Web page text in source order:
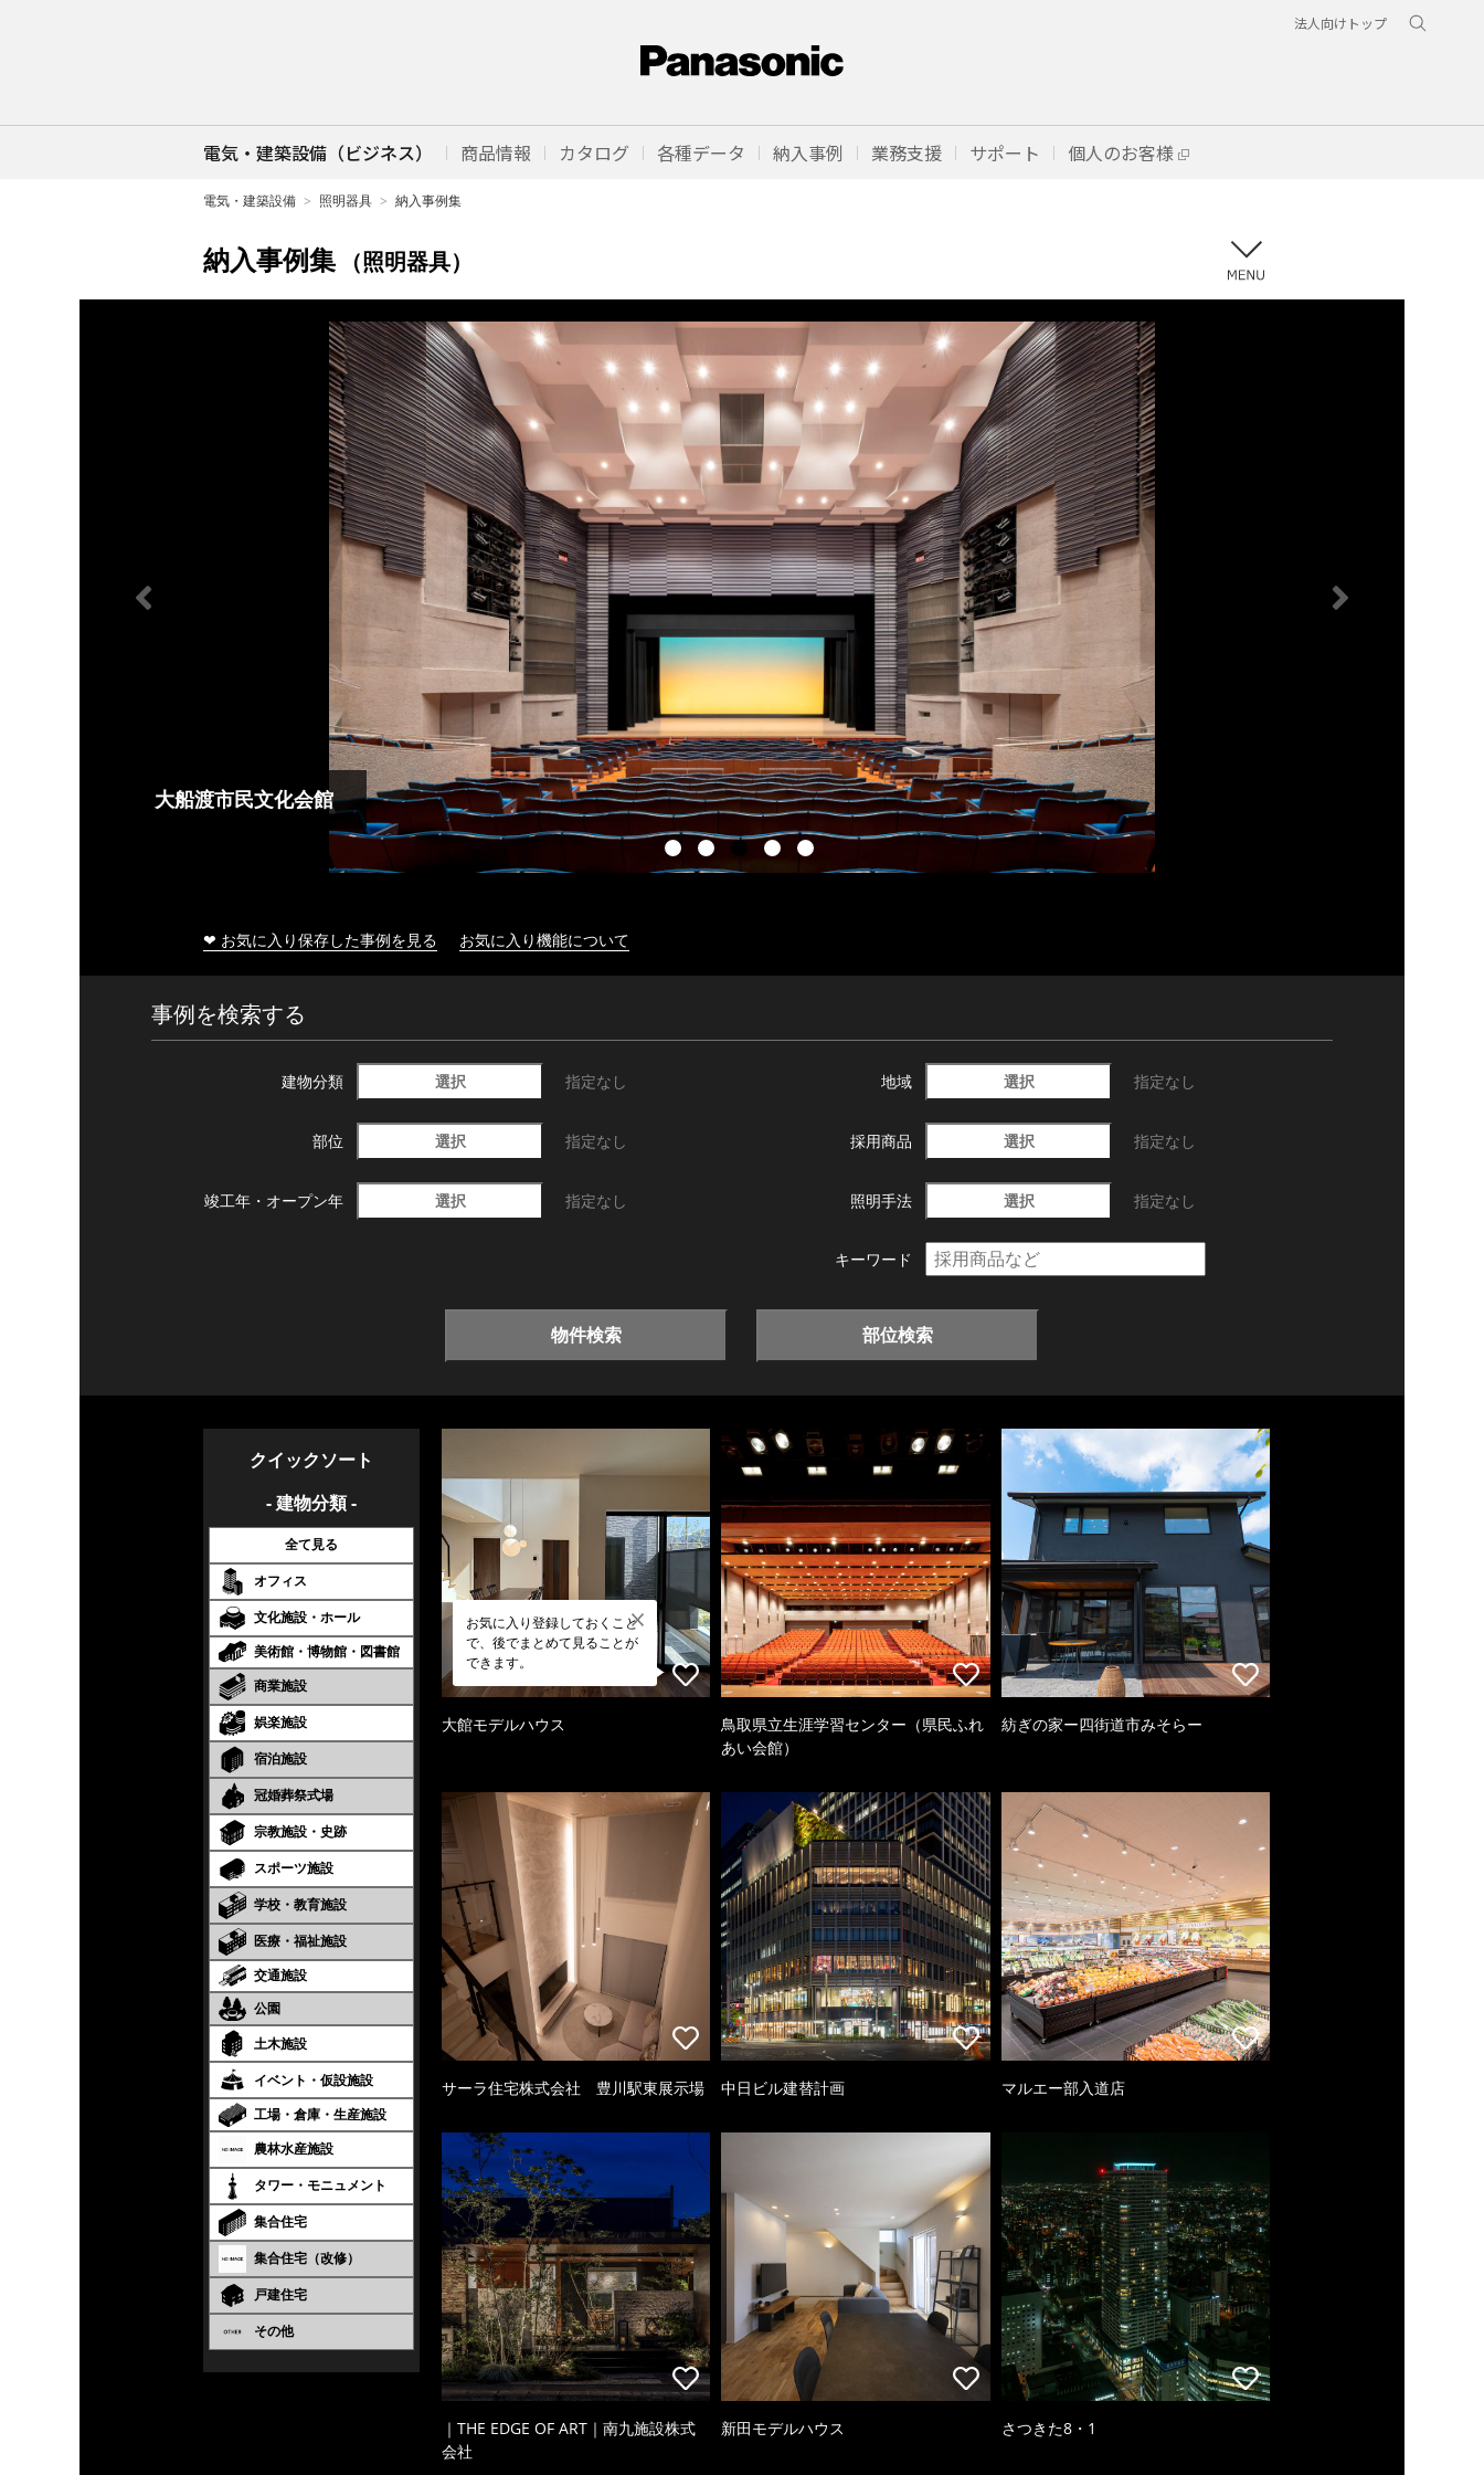
法人向けトップ
電気・建築設備（ビジネス） 商品情報 カタログ 各種データ 納入事例 業務支援 サポート 個人のお客様
電気・建築設備 照明器具 納入事例集
納入事例集 （照明器具）
大船渡市民文化会館
❤ お気に入り保存した事例を見る お気に入り機能について
事例を検索する
建物分類 選択 指定なし 地域 選択 指定なし
部位 選択 指定なし 採用商品 選択 指定なし
竣工年・ オープン年 選択 指定なし 照明手法 選択 指定なし
キーワード
物件検索 部位検索
クイックソート
- 建物分類 -
全て見る
オフィス
文化施設・ホール
美術館・博物館・図書館
商業施設
娯楽施設
宿泊施設
冠婚葬祭式場
宗教施設・史跡
スポーツ施設
学校・教育施設
医療・福祉施設
交通施設
公園
土木施設
イベント・仮設施設
工場・倉庫・生産施設
農林水産施設
タワー・モニュメント
集合住宅
集合住宅（改修）
戸建住宅
その他
お気に入り登録しておくこと
で、後でまとめて見ることが
できます。
大館モデルハウス
鳥取県立生涯学習センター（県民ふれ
あい会館）
紡ぎの家ー四街道市みそらー
サーラ住宅株式会社 豊川駅東展示場 中日ビル建替計画 マルエー部入道店
｜THE EDGE OF ART｜南九施設株式
会社
新田モデルハウス さつきた8・1